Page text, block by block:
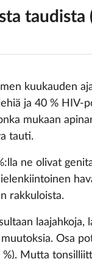
taudista
kuukauden
ja 40 % HIV-
mukaan
tauti.
ne olivat
rakkuloista.
laajahkoja,
Osa
Mutta